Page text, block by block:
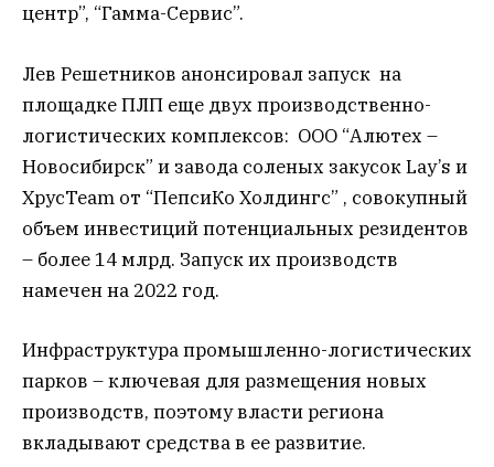
центр”, “Гамма-Сервис”.
Лев Решетников анонсировал запуск на
площадке ПЛП еще двух производственно-
логистических комплексов: ООО “Алютех –
Новосибирск” и завода соленых закусок Lay’s и
ХрусTeam от “ПепсиКо Холдингс” , совокупный
объем инвестиций потенциальных резидентов
– более 14 млрд. Запуск их производств
намечен на 2022 год.
Инфраструктура промышленно-логистических
парков – ключевая для размещения новых
производств, поэтому власти региона
вкладывают средства в ее развитие.